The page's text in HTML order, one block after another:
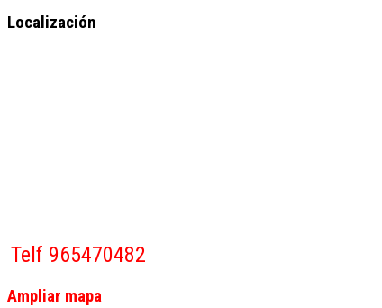
Localización
Telf 965470482
Ampliar mapa